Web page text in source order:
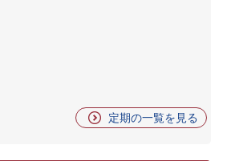
定期の一覧を見る